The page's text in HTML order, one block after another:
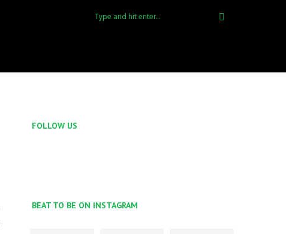
FOLLOW US
BEAT TO BE ON INSTAGRAM